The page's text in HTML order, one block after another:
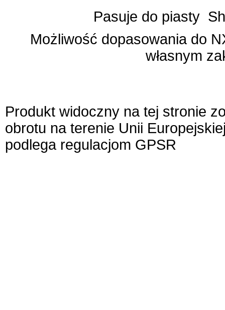
Pasuje do piasty
Możliwość dopasowania do
własnym
Produkt widoczny na tej stronie
obrotu na terenie Unii
podlega regulacjom GPSR